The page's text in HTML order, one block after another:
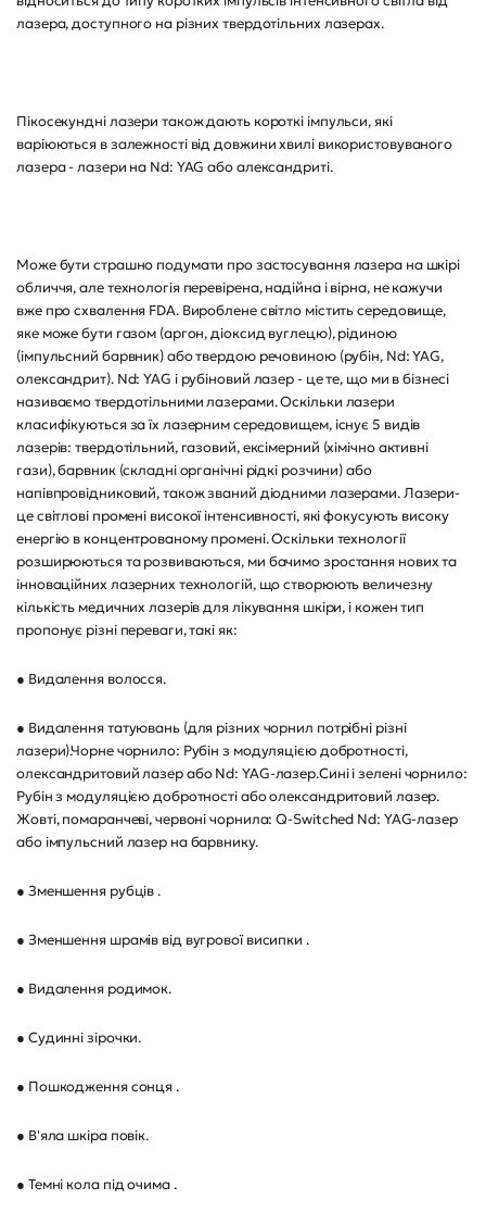
лазера, доступного на різних твердотільних лазерах.
Пікосекундні лазери також дають короткі імпульси, які
варіюються в залежності від довжини хвилі використовуваного
лазера - лазери на Nd: YAG або александриті.
Може бути страшно подумати про застосування лазера на шкірі
обличчя, але технологія перевірена, надійна і вірна, не кажучи
вже про схвалення FDA. Вироблене світло містить середовище,
яке може бути газом (аргон, діоксид вуглецю), рідиною
(імпульсний барвник) або твердою речовиною (рубін, Nd: YAG,
олександрит). Nd: YAG і рубіновий лазер - це те, що ми в бізнесі
називаємо твердотільними лазерами. Оскільки лазери
класифікуються за їх лазерним середовищем, існує 5 видів
лазерів: твердотільний, газовий, ексімерний (хімічно активні
гази), барвник (складні органічні рідкі розчини) або
напівпровідниковий, також званий діодними лазерами. Лазери-
це світлові промені високої інтенсивності, які фокусують високу
енергію в концентрованому промені. Оскільки технології
розширюються та розвиваються, ми бачимо зростання нових та
інноваційних лазерних технологій, що створюють величезну
кількість медичних лазерів для лікування шкіри, і кожен тип
пропонує різні переваги, такі як:
● Видалення волосся.
● Видалення татуювань (для різних чорнил потрібні різні
лазери).Чорне чорнило: Рубін з модуляцією добротності,
олександритовий лазер або Nd: YAG-лазер.Сині і зелені чорнило:
Рубін з модуляцією добротності або олександритовий лазер.
Жовті, помаранчеві, червоні чорнила: Q-Switched Nd: YAG-лазер
або імпульсний лазер на барвнику.
● Зменшення рубців .
● Зменшення шрамів від вугрової висипки .
● Видалення родимок.
● Судинні зірочки.
● Пошкодження сонця .
● В'яла шкіра повік.
● Темні кола під очима .